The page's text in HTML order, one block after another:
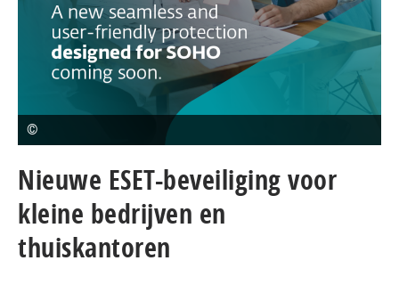
©
Nieuwe ESET-beveiliging voor
kleine bedrijven en
thuiskantoren